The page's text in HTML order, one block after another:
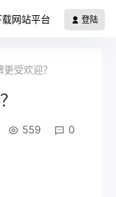
网站平台 登陆
受欢迎？
559 0